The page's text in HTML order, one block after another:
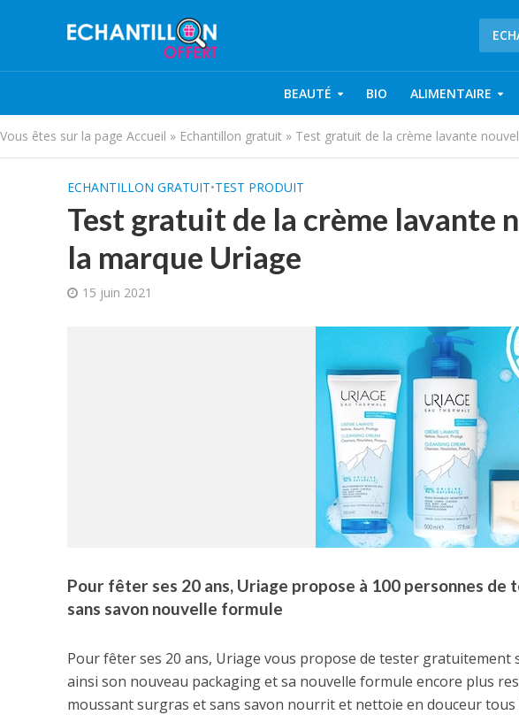
BEAUTÉ BIO ALIMENTAIRE
Vous êtes sur la page Accueil » Echantillon gratuit » Test gratuit de la crème lavante
ECHANTILLON GRATUIT•TEST PRODUIT
Test gratuit de la crème lavante
la marque Uriage
15 juin 2021
Pour fêter ses 20 ans, Uriage propose à 100 personnes
sans savon nouvelle formule
Pour fêter ses 20 ans, Uriage vous propose de tester gratuitement
ainsi son nouveau packaging et sa nouvelle formule encore plus
moussant surgras et sans savon nourrit et nettoie en douceur tous